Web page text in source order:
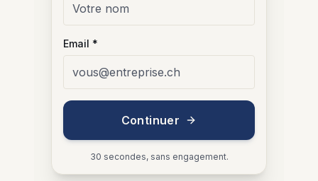
Email *
Continuer
30 secondes, sans engagement.